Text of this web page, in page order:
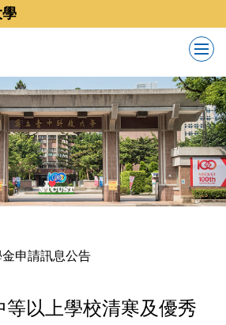
申請訊息公告
等以上學校清寒及優秀